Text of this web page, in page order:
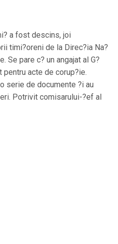
a fost descins, joi
timi?oreni de la Direc?ia Na?
Se pare c? un angajat al G?
acte de corup?ie.
serie de documente ?i au
Potrivit comisarului-?ef al